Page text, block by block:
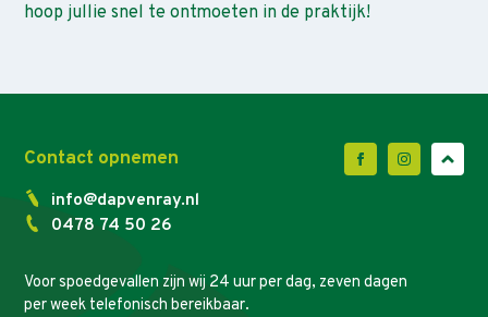
hoop jullie snel te ontmoeten in de praktijk!
Contact opnemen
info@dapvenray.nl
0478 74 50 26
Voor spoedgevallen zijn wij 24 uur per dag, zeven dagen
per week telefonisch bereikbaar.